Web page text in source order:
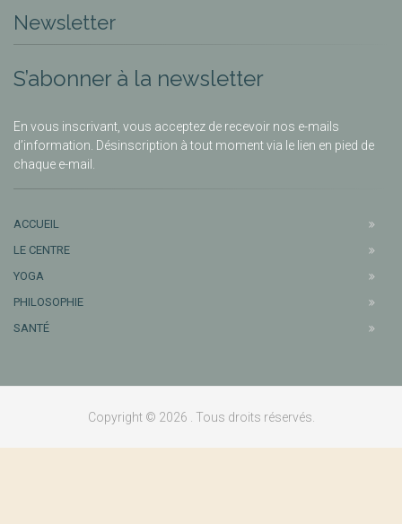
Newsletter
S’abonner à la newsletter
En vous inscrivant, vous acceptez de recevoir nos e-mails
d’information. Désinscription à tout moment via le lien en pied de
chaque e-mail.
ACCUEIL
LE CENTRE
YOGA
PHILOSOPHIE
SANTÉ
Copyright © 2026 . Tous droits réservés.